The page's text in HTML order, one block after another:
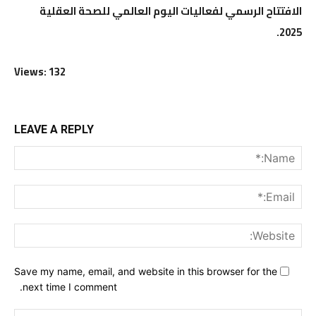
الافتتاح الرسمي لفعاليات اليوم العالمي للصحة العقلية
2025.
Views: 132
LEAVE A REPLY
Save my name, email, and website in this browser for the
next time I comment.